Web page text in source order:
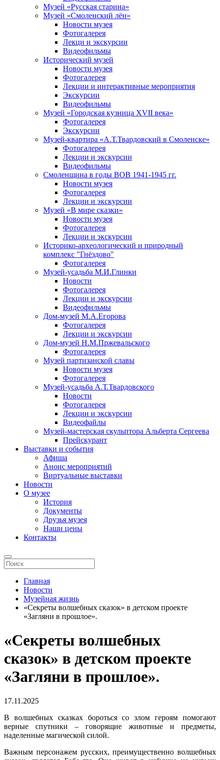
Музей «Русская старина»
Музей «Смоленский лён»
Новости музея
Фотогалерея
Лекци и экскурсии
Видеофильмы
Исторический музей
Новости музея
Фотогалерея
Лекции и интерактивные мероприятия
Экскурсии
Видеофильмы
Музей «Городская кузница XVII века»
Фотогалерея
Экскурсии
Музей-квартира «А.Т.Твардовский в Смоленске»
Фотогалерея
Лекции и экскурсии
Видеофильмы
Смоленщина в годы ВОВ 1941-1945 гг.
Новости музея
Фотогалерея
Лекции и экскурсии
Музей «В мире сказки»
Новости музея
Фотогалерея
Лекции и экскурсии
Историко-археологический и природный
комплекс "Гнёздово"
Фотогалерея
Музей-усадьба М.И.Глинки
Новости
Фотогалерея
Лекции и экскурсии
Видеофильмы
Дом-музей М.А.Егорова
Фотогалерея
Лекции и экскурсии
Дом-музей Н.М.Пржевальского
Фотогалерея
Музей партизанской славы
Новости музея
Фотогалерея
Музей-усадьба А.Т.Твардовского
Новости
Фотогалерея
Лекции и экскурсии
Видеофайлы
Музей-мастерская скульптора Альберта Сергеева
Прейскурант
Выставки и события
Афиша
Анонс мероприятий
Виртуальные выставки
Новости
О музее
История
Документы
Друзья музея
Наши цены
Контакты
Главная
Новости
Музейная жизнь
«Секреты волшебных сказок» в детском проекте
«Загляни в прошлое».
«Секреты волшебных
сказок» в детском проекте
«Загляни в прошлое».
17.11.2025
В волшебных сказках бороться со злом героям помогают
верные спутники – говорящие животные и предметы,
наделенные магической силой.
Важным персонажем русских, преимущественно волшебных